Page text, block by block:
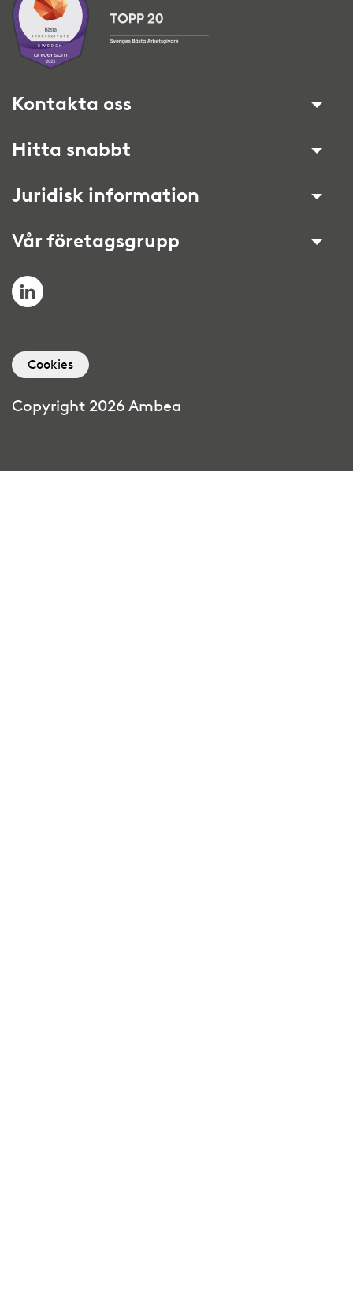
Kontakta oss
Hitta snabbt
Juridisk information
Vår företagsgrupp
LinkedIn
Cookies
Copyright 2026 Ambea